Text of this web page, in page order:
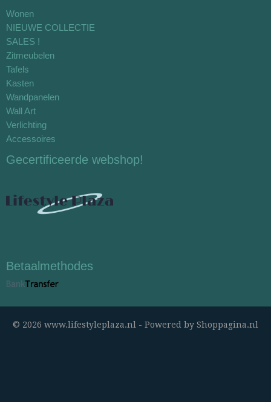
Wonen
NIEUWE COLLECTIE
SALES !
Zitmeubelen
Tafels
Kasten
Wandpanelen
Wall Art
Verlichting
Accessoires
Gecertificeerde webshop!
Betaalmethodes
© 2026 www.lifestyleplaza.nl - Powered by Shoppagina.nl